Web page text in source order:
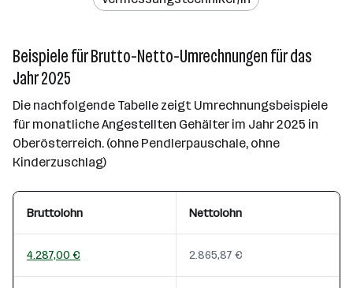
Beispiele für Brutto-Netto-Umrechnungen für das
Jahr 2025
Die nachfolgende Tabelle zeigt Umrechnungsbeispiele
für monatliche Angestellten Gehälter im Jahr 2025 in
Oberösterreich. (ohne Pendlerpauschale, ohne
Kinderzuschlag)
Bruttolohn Nettolohn
4.287,00 € 2.865,87 €